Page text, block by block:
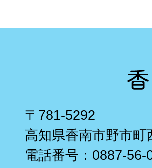
〒781-5292
高知県香南市野市町
電話番号：0887-56-